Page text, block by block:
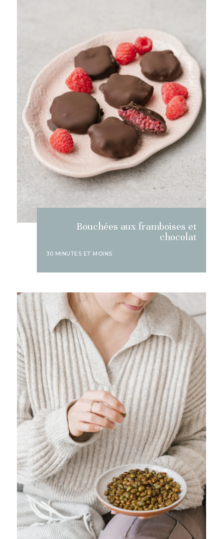
Bouchées aux framboises et
chocolat
30 MINUTES ET MOINS